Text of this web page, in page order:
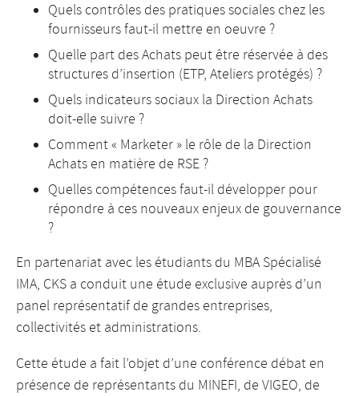
Quels contrôles des pratiques sociales chez les
fournisseurs faut-il mettre en oeuvre ?
Quelle part des Achats peut être réservée à des
structures d’insertion (ETP, Ateliers protégés) ?
Quels indicateurs sociaux la Direction Achats
doit-elle suivre ?
Comment « Marketer » le rôle de la Direction
Achats en matière de RSE ?
Quelles compétences faut-il développer pour
répondre à ces nouveaux enjeux de gouvernance
?
En partenariat avec les étudiants du MBA Spécialisé
IMA, CKS a conduit une étude exclusive auprès d’un
panel représentatif de grandes entreprises,
collectivités et administrations.
Cette étude a fait l’objet d’une conférence débat en
présence de représentants du MINEFI, de VIGEO, de